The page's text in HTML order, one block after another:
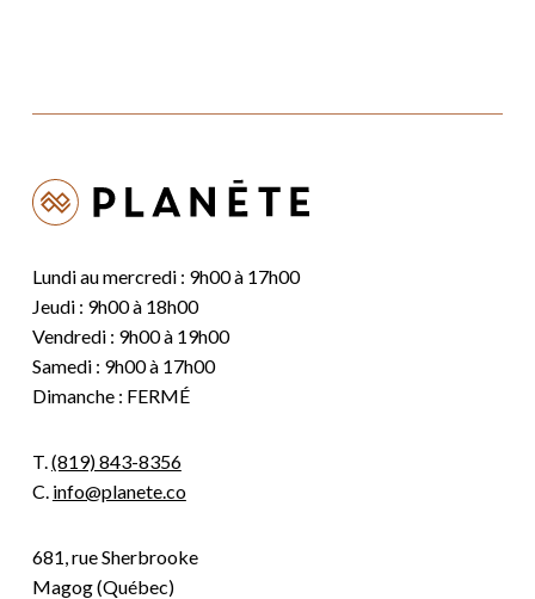
Lundi au mercredi : 9h00 à 17h00
Jeudi : 9h00 à 18h00
Vendredi : 9h00 à 19h00
Samedi : 9h00 à 17h00
Dimanche : FERMÉ
T.(819) 843-8356
C. info@planete.co
681, rue Sherbrooke
Magog (Québec)